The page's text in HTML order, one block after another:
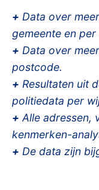
+ Data over
gemeente en
+ Data over
postcode.
+ Resultaten uit
politiedata per
+ Alle adressen,
kenmerken-
+ De data zijn